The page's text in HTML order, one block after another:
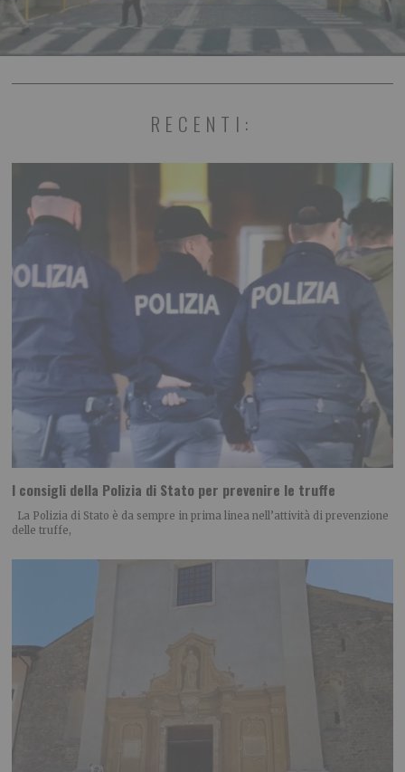
RECENTI:
I consigli della Polizia di Stato per prevenire le truffe
La Polizia di Stato è da sempre in prima linea nell’attività di prevenzione
delle truffe,